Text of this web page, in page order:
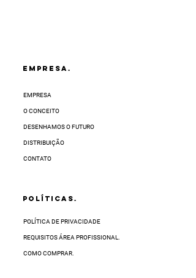
EMPRESA.
POLÍTICAS.
EMPRESA
O CONCEITO
DESENHAMOS O FUTURO
DISTRIBUIÇÃO
CONTATO
POLÍTICA DE PRIVACIDADE
REQUISITOS ÁREA PROFISSIONAL.
COMO COMPRAR.